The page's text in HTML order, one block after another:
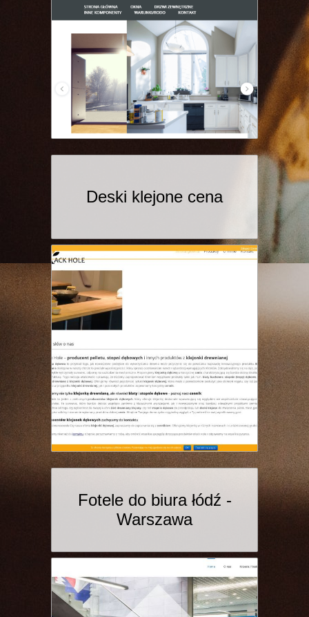
Deski klejone cena
Fotele do biura łódź -
Warszawa